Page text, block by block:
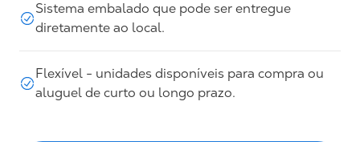
Sistema embalado que pode ser entregue
diretamente ao local.
Flexível - unidades disponíveis para compra ou
aluguel de curto ou longo prazo.